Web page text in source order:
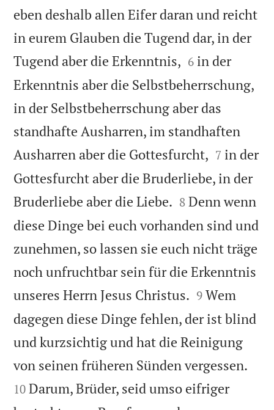
eben deshalb allen Eifer daran und reicht
in eurem Glauben die Tugend dar, in der
Tugend aber die Erkenntnis, 

6 in der
Erkenntnis aber die Selbstbeherrschung,
in der Selbstbeherrschung aber das
standhafte Ausharren, im standhaften
Ausharren aber die Gottesfurcht, 

7 in der
Gottesfurcht aber die Bruderliebe, in der
Bruderliebe aber die Liebe. 

8 Denn wenn
diese Dinge bei euch vorhanden sind und
zunehmen, so lassen sie euch nicht träge
noch unfruchtbar sein für die Erkenntnis
unseres Herrn Jesus Christus. 

9 Wem
dagegen diese Dinge fehlen, der ist blind
und kurzsichtig und hat die Reinigung
von seinen früheren Sünden vergessen.
10 Darum, Brüder, seid umso eifriger